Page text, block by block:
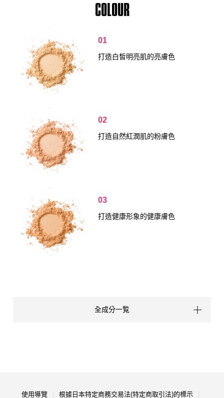
COLOUR
01
打造白皙明亮肌的亮膚色
02
打造自然紅潤肌的粉膚色
03
打造健康形象的健康膚色
全成分一覧
使用導覽 根據日本特定商務交易法(特定商取引法)的標示